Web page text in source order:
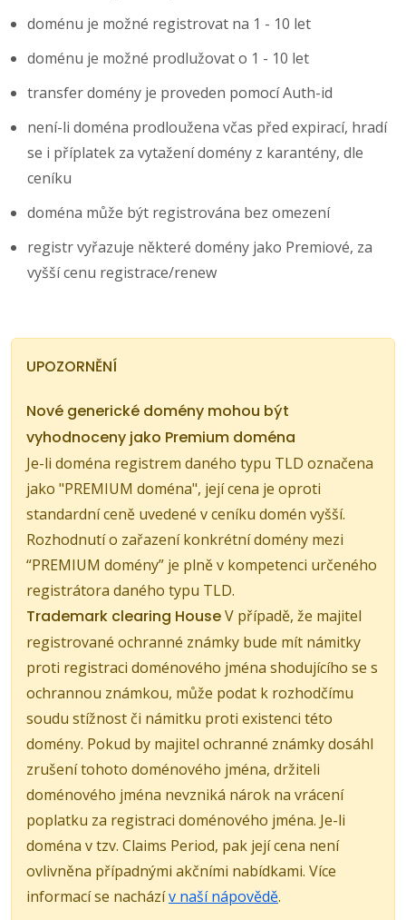
doménu je možné registrovat na 1 - 10 let
doménu je možné prodlužovat o 1 - 10 let
transfer domény je proveden pomocí Auth-id
není-li doména prodloužena včas před expirací, hradí
se i příplatek za vytažení domény z karantény, dle
ceníku
doména může být registrována bez omezení
registr vyřazuje některé domény jako Premiové, za
vyšší cenu registrace/renew
UPOZORNĚNÍ
Nové generické domény mohou být
vyhodnoceny jako Premium doména
Je-li doména registrem daného typu TLD označena
jako "PREMIUM doména", její cena je oproti
standardní ceně uvedené v ceníku domén vyšší.
Rozhodnutí o zařazení konkrétní domény mezi
“PREMIUM domény” je plně v kompetenci určeného
registrátora daného typu TLD.
Trademark clearing HouseV případě, že majitel
registrované ochranné známky bude mít námitky
proti registraci doménového jména shodujícího se s
ochrannou známkou, může podat k rozhodčímu
soudu stížnost či námitku proti existenci této
domény. Pokud by majitel ochranné známky dosáhl
zrušení tohoto doménového jména, držiteli
doménového jména nevzniká nárok na vrácení
poplatku za registraci doménového jména. Je-li
doména v tzv. Claims Period, pak její cena není
ovlivněna případnými akčními nabídkami. Více
informací se nacházív naší nápovědě.